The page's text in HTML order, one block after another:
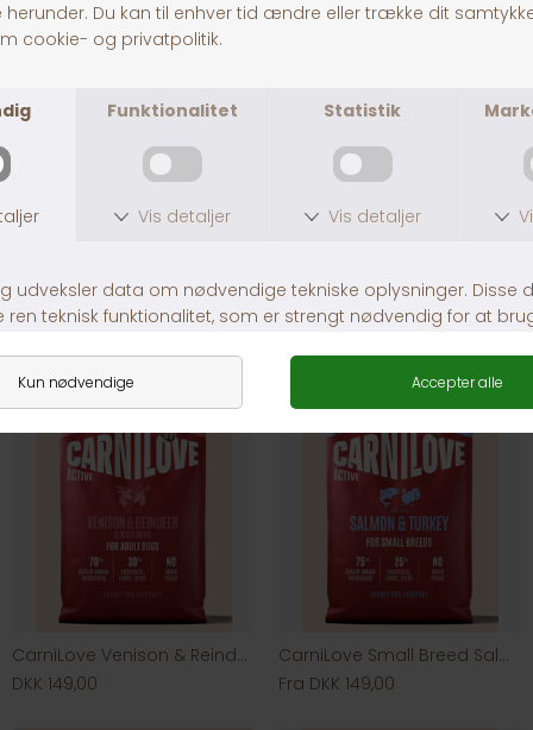
30 dages returret
1-3 dages levering
CarniLove Venison & Reindeer & Wild Boar
DKK 149,00
CarniLove Small Breed Salmon & Turkey
Fra DKK 149,00